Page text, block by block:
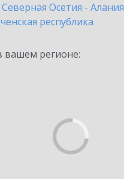
Осетия - Алания
республика
вашем регионе: